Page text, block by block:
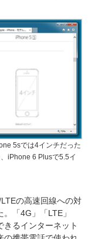
5sでは4インチだった
iPhone 6 Plusで5.5イ
の高速回線への対
「4G」「LTE」
きるインターネット